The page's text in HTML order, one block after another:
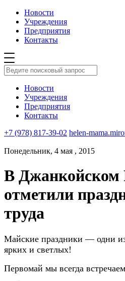
Новости
Учреждения
Предприятия
Контакты
Новости
Учреждения
Предприятия
Контакты
+7 (978) 817-39-02 helen-
Понедельник, 4 мая , 2015
В
отметили
труда
Майские праздники — одни
ярких и светлых!
Первомай мы всегда